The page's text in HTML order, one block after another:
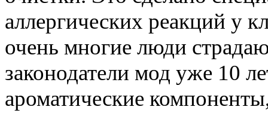
аллергических реакций у
очень многие люди
законодатели мод уже 10
ароматические